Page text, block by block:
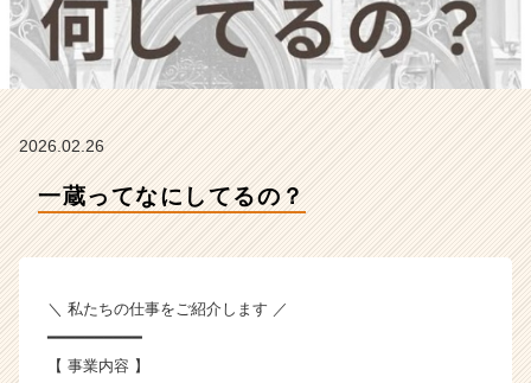
ン
ャ
ー・
業
か
ス
ウ
2026.02.26
一蔵ってなにしてるの？
＼ 私たちの仕事をご紹介します ／
━━━━━━━━━━
【 事業内容 】